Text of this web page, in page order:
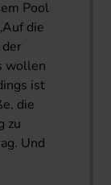
Pool
die
wollen
ist
die
zu
Und